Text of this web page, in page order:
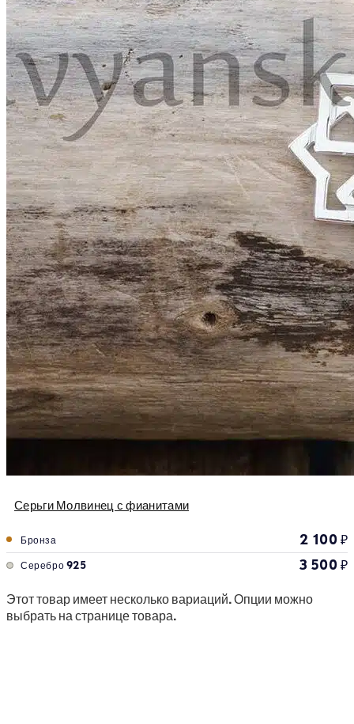
Серьги Молвинец с фианитами
Бронза 2 100₽
Серебро 925 3 500₽
Этот товар имеет несколько вариаций. Опции можно
выбрать на странице товара.